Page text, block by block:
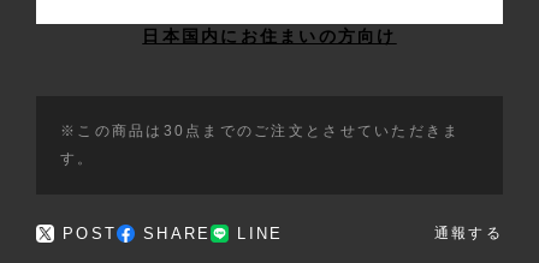
日本国内にお住まいの方向け
※この商品は30点までのご注文とさせていただきま
す。
POST SHARE LINE 通報する